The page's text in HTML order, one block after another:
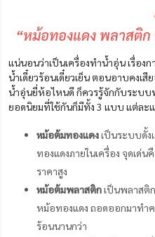
“หม้อทองแดง พลาสติก
แน่นอนว่าเป็นเครื่องทำน้ำอุ่น เรื่อง
น้ำเดี๋ยวร้อนเดี๋ยวเย็น ตอนอาบคงเ
น้ำอุ่นยี่ห้อไหนดี ก็ควรรู้จักกับระบบ
ยอดนิยมที่ใช้กันก็มีทั้ง 3 แบบ แต่ละ
หม้อต้มทองแดงเป็นระบบดั้ง
ทองแดงภายในเครื่อง จุดเด่
ราคาสูง
หม้อต้มพลาสติกเป็นพลาสติ
หม้อทองแดง ถอดออกมาทำค
ร้อนนานกว่า